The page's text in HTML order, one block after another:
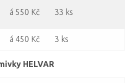
á 550 Kč 33 ks
á 450 Kč 3 ks
HELVAR